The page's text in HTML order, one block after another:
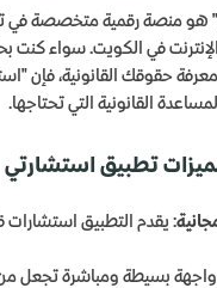
هو منصة رقمية متخصصة في
في الكويت. سواء كنت
حقوقك القانونية، فإن
المساعدة القانونية التي تحتاجها.
تطبيق استشارتي
: يقدم التطبيق استشارات
بسيطة ومباشرة تجعل